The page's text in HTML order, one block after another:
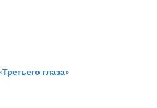
глаза»